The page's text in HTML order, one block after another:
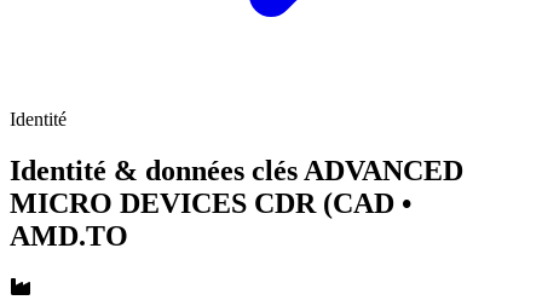
Identité
Identité & données clés ADVANCED
MICRO DEVICES CDR (CAD •
AMD.TO